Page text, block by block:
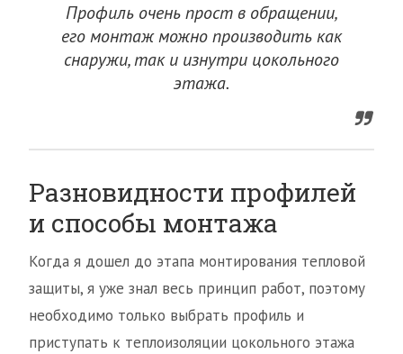
Профиль очень прост в обращении,
его монтаж можно производить как
снаружи, так и изнутри цокольного
этажа.
Разновидности профилей
и способы монтажа
Когда я дошел до этапа монтирования тепловой
защиты, я уже знал весь принцип работ, поэтому
необходимо только выбрать профиль и
приступать к теплоизоляции цокольного этажа